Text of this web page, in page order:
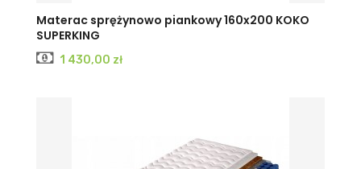
Materac sprężynowo piankowy 160x200 KOKO
SUPERKING
Cena
1 430,00 zł